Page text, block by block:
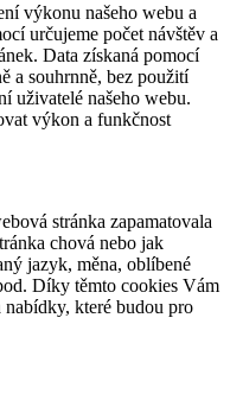
výkonu našeho webu a
určujeme počet návštěv a
Data získaná pomocí
a souhrnně, bez použití
uživatelé našeho webu.
výkon a funkčnost
stránka zapamatovala
chová nebo jak
jazyk, měna, oblíbené
Díky těmto cookies Vám
které budou pro